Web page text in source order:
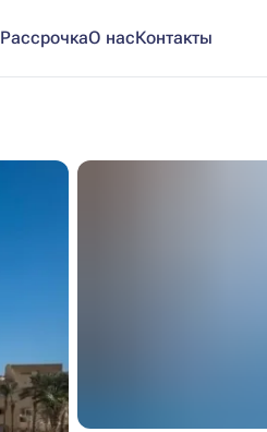
РассрочкаО насКонтакты